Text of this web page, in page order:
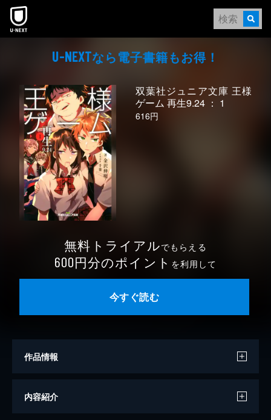
本文へスキップ
U-NEXTなら電⼦書籍もお得！
双葉社ジュニア文庫 王様
ゲーム 再生9.24 ： 1
616円
無料トライアルでもらえる
600円分のポイント を利用して
今すぐ読む
作品情報
著者
内容紹介